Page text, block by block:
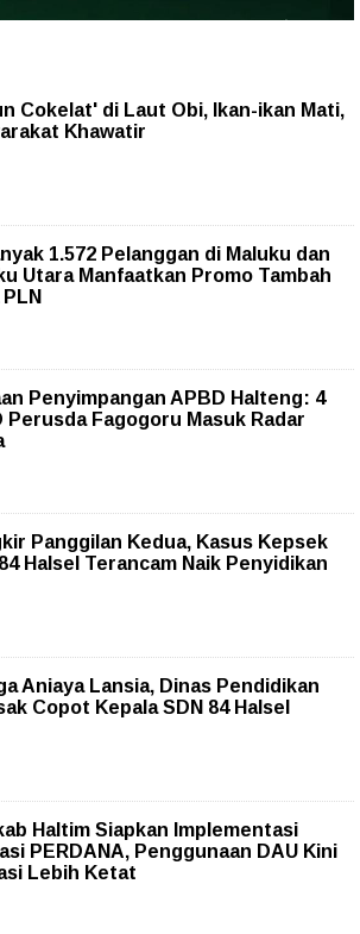
Cokelat' di Laut Obi, Ikan-ikan Mati,
Khawatir
1.572 Pelanggan di Maluku dan
Utara Manfaatkan Promo Tambah
Penyimpangan APBD Halteng: 4
Perusda Fagogoru Masuk Radar
Panggilan Kedua, Kasus Kepsek
Halsel Terancam Naik Penyidikan
Aniaya Lansia, Dinas Pendidikan
Copot Kepala SDN 84 Halsel
Haltim Siapkan Implementasi
PERDANA, Penggunaan DAU Kini
Lebih Ketat